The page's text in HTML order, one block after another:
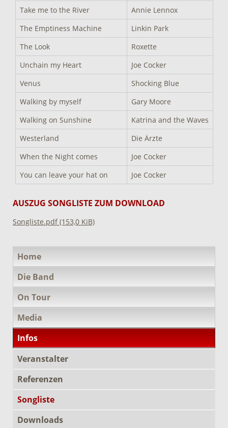
Take me to the River
Annie Lennox
The Emptiness Machine
Linkin Park
The Look
Roxette
Unchain my Heart
Joe Cocker
Venus
Shocking Blue
Walking by myself
Gary Moore
Walking on Sunshine
Katrina and the Waves
Westerland
Die Ärzte
When the Night comes
Joe Cocker
You can leave your hat on
Joe Cocker
AUSZUG SONGLISTE ZUM DOWNLOAD
Songliste.pdf(153,0 KiB)
überspringen
Home
Die Band
On Tour
Media
Infos
Veranstalter
Referenzen
Songliste
Downloads